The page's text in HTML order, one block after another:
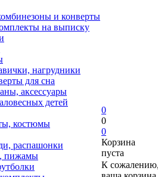
и конверты
на выписку
нагрудники
для сна
аксессуары
детей
костюмы
распашонки
пижамы
0
0
0
Корзина
пуста
К